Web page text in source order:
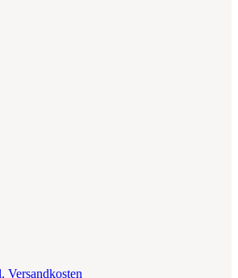
Versandkosten